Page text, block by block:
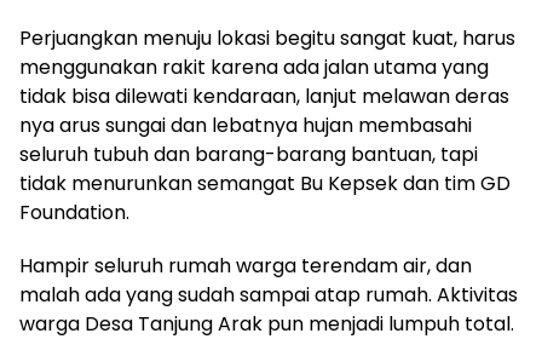
Perjuangkan menuju lokasi begitu sangat kuat, harus
menggunakan rakit karena ada jalan utama yang
tidak bisa dilewati kendaraan, lanjut melawan deras
nya arus sungai dan lebatnya hujan membasahi
seluruh tubuh dan barang-barang bantuan, tapi
tidak menurunkan semangat Bu Kepsek dan tim GD
Foundation.
Hampir seluruh rumah warga terendam air, dan
malah ada yang sudah sampai atap rumah. Aktivitas
warga Desa Tanjung Arak pun menjadi lumpuh total.